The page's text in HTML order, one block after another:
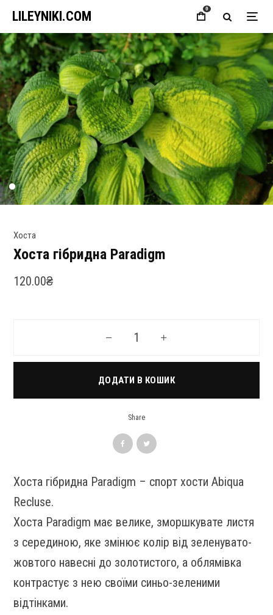
LILEYNIKI.COM 0
Хоста
Хоста гібридна Paradigm
120.00₴
Хоста гібридна Paradigm – спорт хости Abiqua
Recluse.
Хоста Paradigm має велике, зморшкувате листя
з серединою, яке змінює колір від зеленувато-
жовтого навесні до золотистого, а облямівка
контрастує з нею своїми синьо-зеленими
відтінками.
Хоста гібридна Paradigm кількість
ДОДАТИ В КОШИК
Share